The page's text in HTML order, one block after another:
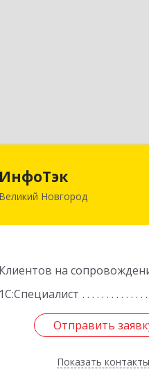
ИнфоТэк
Великий Новгород
Клиентов на
1С:Специалист
Отправить
Показать контакты
173003, Новгородская
Отправить
Назад